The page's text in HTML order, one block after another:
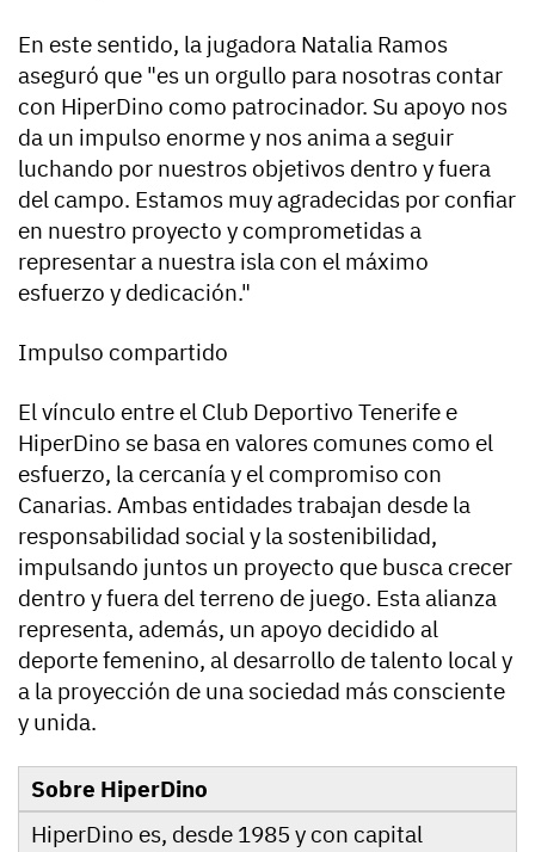
En este sentido, la jugadora Natalia Ramos
aseguró que "es un orgullo para nosotras contar
con HiperDino como patrocinador. Su apoyo nos
da un impulso enorme y nos anima a seguir
luchando por nuestros objetivos dentro y fuera
del campo. Estamos muy agradecidas por confiar
en nuestro proyecto y comprometidas a
representar a nuestra isla con el máximo
esfuerzo y dedicación."
Impulso compartido
El vínculo entre el Club Deportivo Tenerife e
HiperDino se basa en valores comunes como el
esfuerzo, la cercanía y el compromiso con
Canarias. Ambas entidades trabajan desde la
responsabilidad social y la sostenibilidad,
impulsando juntos un proyecto que busca crecer
dentro y fuera del terreno de juego. Esta alianza
representa, además, un apoyo decidido al
deporte femenino, al desarrollo de talento local y
a la proyección de una sociedad más consciente
y unida.
Sobre HiperDino
HiperDino es, desde 1985 y con capital